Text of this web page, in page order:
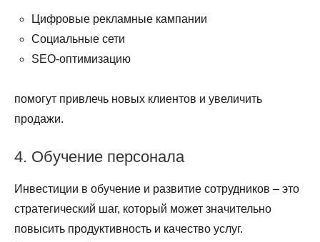
Цифровые рекламные кампании
Социальные сети
SEO-оптимизацию
помогут привлечь новых клиентов и увеличить
продажи.
4. Обучение персонала
Инвестиции в обучение и развитие сотрудников – это
стратегический шаг, который может значительно
повысить продуктивность и качество услуг.